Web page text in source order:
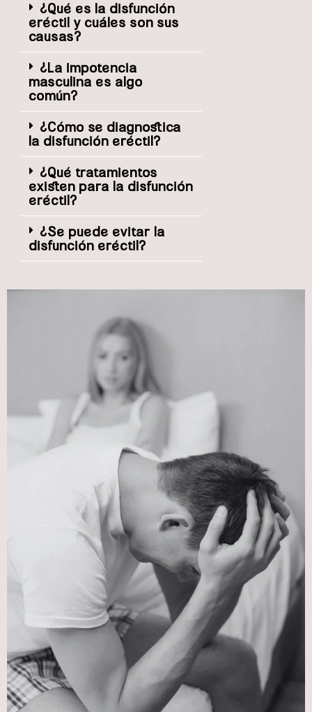
¿Qué es la disfunción
eréctil y cuáles son sus
causas?
¿La impotencia
masculina es algo
común?
¿Cómo se diagnostica
la disfunción eréctil?
¿Qué tratamientos
existen para la disfunción
eréctil?
¿Se puede evitar la
disfunción eréctil?